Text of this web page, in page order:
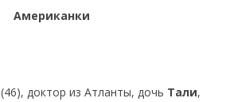
Американки
(46), доктор из Атланты, дочь Тали,